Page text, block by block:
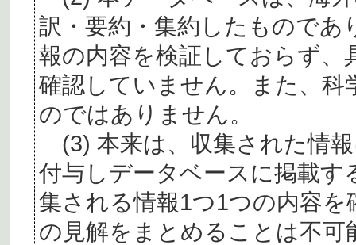
訳・要約・集約したものであ
報の内容を検証しておらず、
確認していません。また、
のではありません。
(3) 本来は、収集された情
付与しデータベースに掲載
集される情報1つ1つの内容
の見解をまとめることは不